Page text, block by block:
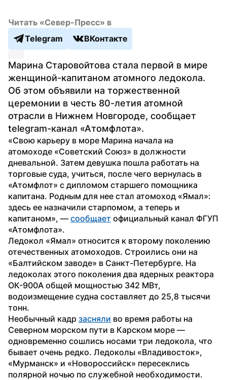
Читать «Север-Пресс» в
Telegram
ВКонтакте
Марина Старовойтова стала первой в мире
женщиной-капитаном атомного ледокола.
Об этом объявили на торжественной
церемонии в честь 80-летия атомной
отрасли в Нижнем Новгороде, сообщает
telegram-канал «Атомфлота».
«Свою карьеру в море Марина начала на
атомоходе «Советский Союз» в должности
дневальной. Затем девушка пошла работать на
торговые суда, учиться, после чего вернулась в
«Атомфлот» с дипломом старшего помощника
капитана. Родным для нее стал атомоход «Ямал»:
здесь ее назначили старпомом, а теперь и
капитаном», — сообщает официальный канал ФГУП
«Атомфлота».
Ледокол «Ямал» относится к второму поколению
отечественных атомоходов. Строились они на
«Балтийском заводе» в Санкт-Петербурге. На
ледоколах этого поколения два ядерных реактора
ОК-900А общей мощностью 342 МВт,
водоизмещение судна составляет до 25,8 тысячи
тонн.
Необычный кадр засняли во время работы на
Северном морском пути в Карском море —
одновременно сошлись носами три ледокола, что
бывает очень редко. Ледоколы «Владивосток»,
«Мурманск» и «Новороссийск» пересеклись
полярной ночью по служебной необходимости.